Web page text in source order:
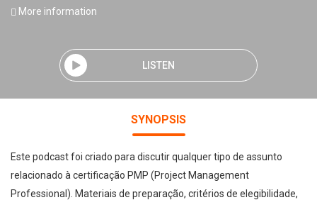
More information
LISTEN
SYNOPSIS
Este podcast foi criado para discutir qualquer tipo de assunto
relacionado à certificação PMP (Project Management
Professional). Materiais de preparação, critérios de elegibilidade,